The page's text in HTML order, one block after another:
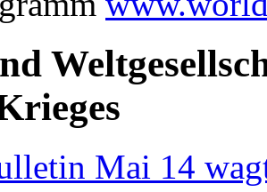
Mai 14